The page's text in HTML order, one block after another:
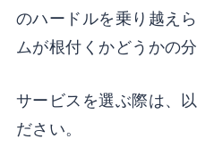
のハードルを乗り越え
ムが根付くかどうかの
サービスを選ぶ際は、
ださい。